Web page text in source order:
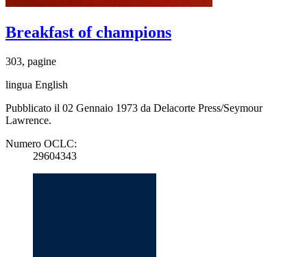
Breakfast of champions
303, pagine
lingua English
Pubblicato il 02 Gennaio 1973 da Delacorte Press/Seymour
Lawrence.
Numero OCLC:
29604343